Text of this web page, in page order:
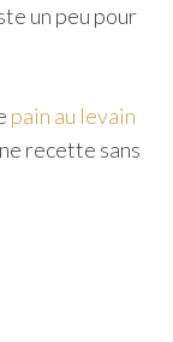
un peu pour
pain au levain
recette sans